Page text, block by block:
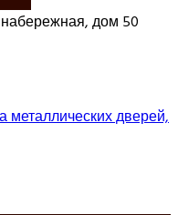
набережная, дом 50